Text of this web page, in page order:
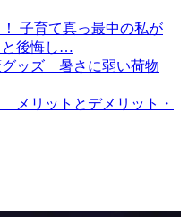
子育て真っ最中の私が
と後悔し…
グッズ 暑さに弱い荷物
メリットとデメリット・